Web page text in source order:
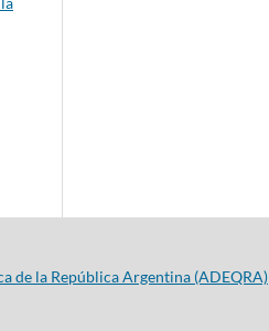
de la República Argentina (ADEQRA)